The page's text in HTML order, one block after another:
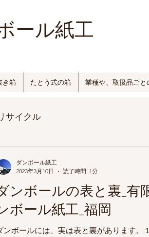
ール紙工
き箱 たとう式の箱 業種や、取扱品ご
サイクル
ンボールの表と裏_有
ボール紙工_福岡
ンボールには、実は表と裏があります。
ダンボール紙工
2023年3月10日
読了時間: 1分